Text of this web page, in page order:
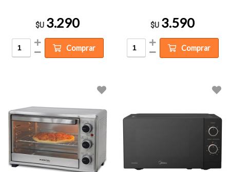
$U 3.290
Comprar
$U 3.590
Comprar